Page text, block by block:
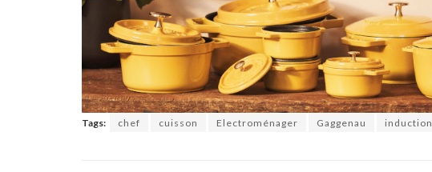
Tags: chef cuisson Electroménager Gaggenau induction